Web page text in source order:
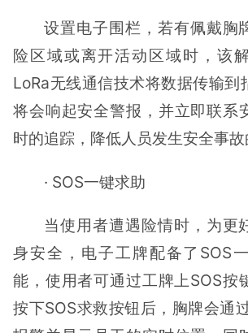
设置电子围栏，若有佩戴胸
险区域或离开活动区域时，该
LoRa无线通信技术将数据传输到
将会响起安全警报，并立即联系
时的追踪，降低人员发生安全事故
· SOS一键求助
当使用者遭遇险情时，为更
身安全，电子工牌配备了SOS
能，使用者可通过工牌上SOS按
按下SOS求救按钮后，胸牌会通